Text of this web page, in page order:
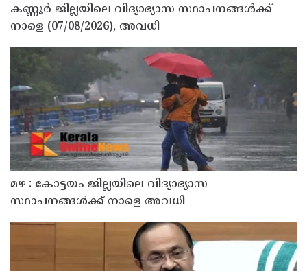
കണ്ണൂർ ജില്ലയിലെ വിദ്യാഭ്യാസ സ്ഥാപനങ്ങള്‍ക്ക്
നാളെ (07/08/2026), അവധി
മഴ : കോട്ടയം ജില്ലയിലെ വിദ്യാഭ്യാസ
സ്ഥാപനങ്ങൾക്ക് നാളെ അവധി